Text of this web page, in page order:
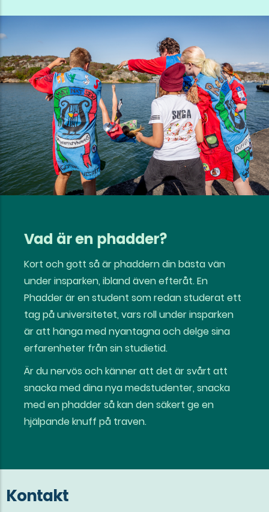
Vad är en phadder?
Kort och gott så är phaddern din bästa vän
under insparken, ibland även efteråt. En
Phadder är en student som redan studerat ett
tag på universitetet, vars roll under insparken
är att hänga med nyantagna och delge sina
erfarenheter från sin studietid.
Är du nervös och känner att det är svårt att
snacka med dina nya medstudenter, snacka
med en phadder så kan den säkert ge en
hjälpande knuff på traven.
Kontakt